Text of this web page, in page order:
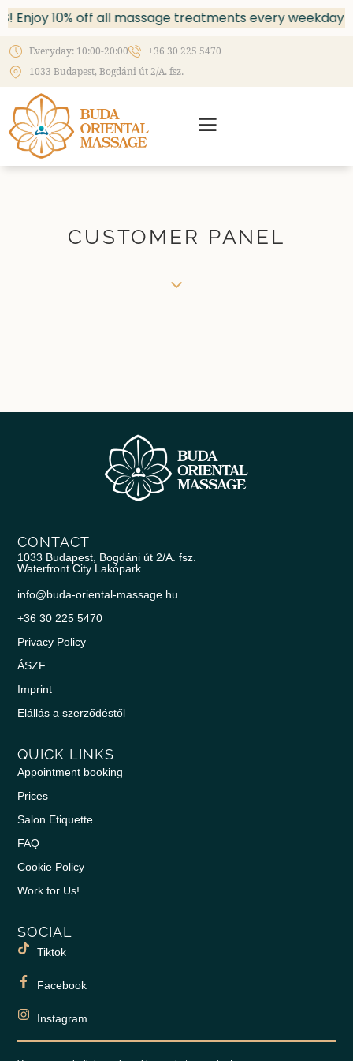
Enjoy 10% off all massage treatments every weekday
Everyday: 10:00-20:00
+36 30 225 5470
1033 Budapest, Bogdáni út 2/A. fsz.
CUSTOMER PANEL
CONTACT
1033 Budapest, Bogdáni út 2/A. fsz.
Waterfront City Lakópark
info@buda-oriental-massage.hu
+36 30 225 5470
Privacy Policy
ÁSZF
Imprint
Elállás a szerződéstől
QUICK LINKS
Appointment booking
Prices
Salon Etiquette
FAQ
Cookie Policy
Work for Us!
SOCIAL
Tiktok
Facebook
Instagram